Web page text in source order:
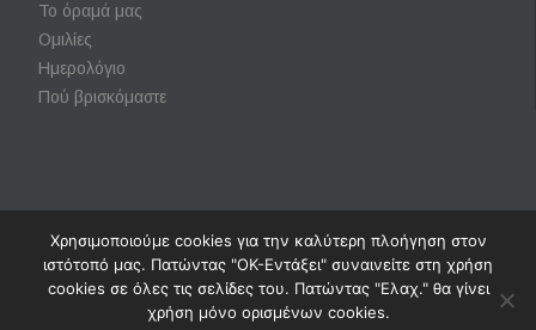
Το όραμά μας
Ομιλίες
Ημερολόγιο
Πού βρισκόμαστε
Powered byDigisol Ltd.|Χρήση Cookies
↑
Χρησιμοποιούμε cookies για την καλύτερη πλοήγηση στον
ιστότοπό μας. Πατώντας "ΟΚ-Εντάξει" συναινείτε στη χρήση
cookies σε όλες τις σελίδες του. Πατώντας "Ελαχ." θα γίνει
χρήση μόνο ορισμένων cookies.